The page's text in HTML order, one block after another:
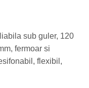
sub guler, 120
fermoar si
flexibil,